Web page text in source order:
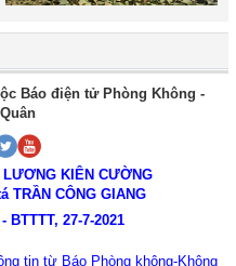
Báo điện tử Phòng Không -
KIÊN CƯỜNG
TRẦN CÔNG GIANG
BTTTT, 27-7-2021
tin từ Báo Phòng không-Không